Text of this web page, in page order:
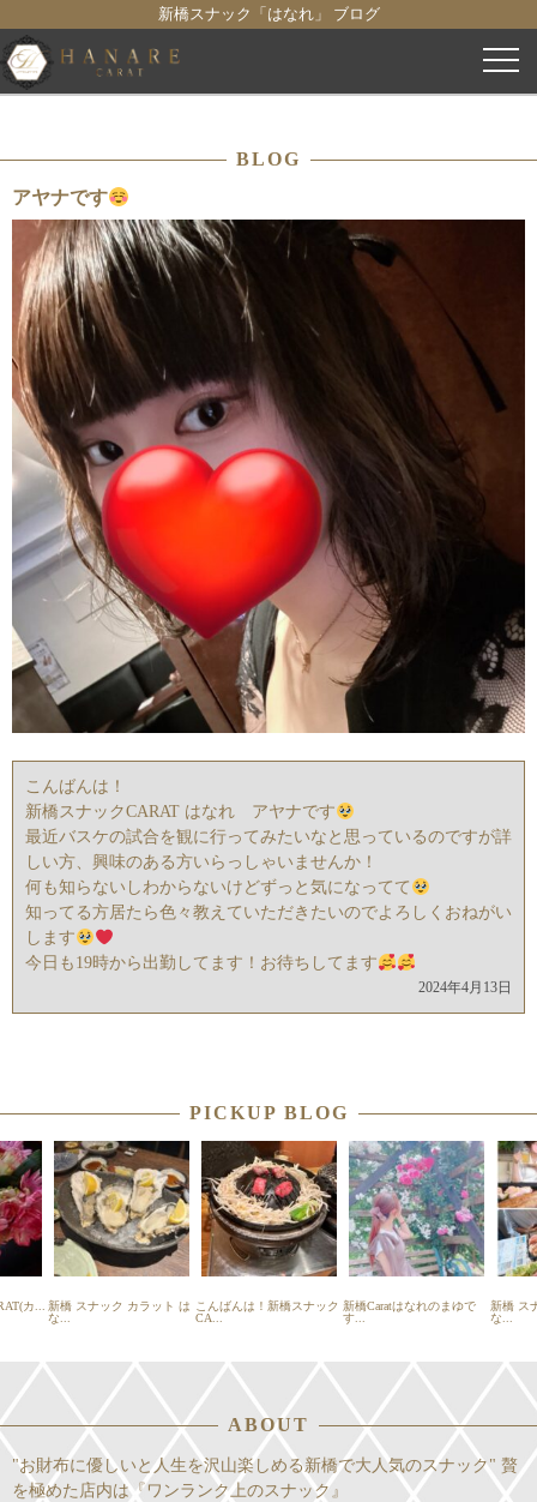
新橋スナック「はなれ」 ブログ
コ
ン
ツ
キ
ッ
BLOG
アヤナです
こんばんは！
新橋スナックCARAT はなれ アヤナです
最近バスケの試合を観に行ってみたいなと思っているのですが詳
しい方、興味のある方いらっしゃいませんか！
何も知らないしわからないけどずっと気になってて
知ってる方居たら色々教えていただきたいのでよろしくおねがい
します
今日も19時から出勤してます！お待ちしてます
2024年4月13日
PICKUP BLOG
カ... 新橋 スナック カラット は
な...
こんばんは！新橋スナック
CA...
新橋Caratはなれのまゆで
す...
新橋 ス
な...
ABOUT
"お財布に優しいと人生を沢山楽しめる新橋で大人気のスナック" 贅
を極めた店内は『ワンランク上のスナック』